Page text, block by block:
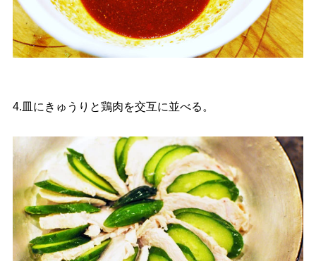
4.皿にきゅうりと鶏肉を交互に並べる。